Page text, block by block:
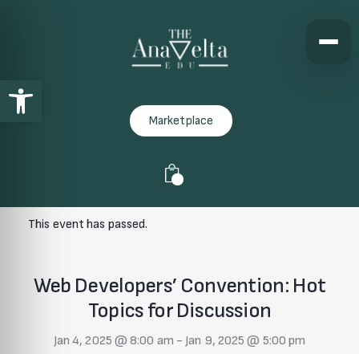
Open toolbar
Marketplace
This event has passed.
Web Developers’ Convention: Hot
Topics for Discussion
Jan 4, 2025 @ 8:00 am - Jan 9, 2025 @ 5:00 pm